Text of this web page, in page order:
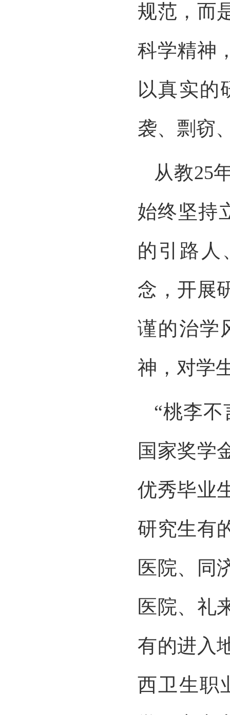
规范，而
科学精神
以真实的
袭、剽窃
从教25
始终坚持
的引路人
念，开展
谨的治学
神，对学
“桃李
国家奖学
优秀毕业
研究生有
医院、同
医院、礼
有的进入
西卫生职